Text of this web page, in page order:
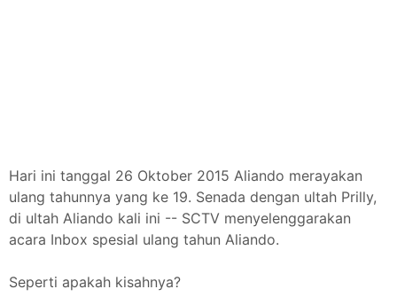
Hari ini tanggal 26 Oktober 2015 Aliando merayakan
ulang tahunnya yang ke 19. Senada dengan ultah Prilly,
di ultah Aliando kali ini -- SCTV menyelenggarakan
acara Inbox spesial ulang tahun Aliando.
Seperti apakah kisahnya?